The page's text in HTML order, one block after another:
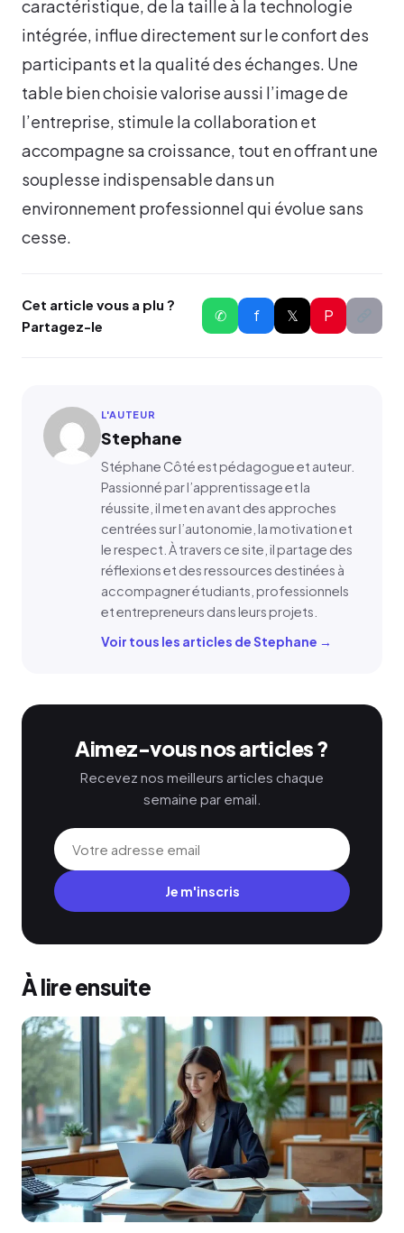
caractéristique, de la taille à la technologie
intégrée, influe directement sur le confort des
participants et la qualité des échanges. Une
table bien choisie valorise aussi l’image de
l’entreprise, stimule la collaboration et
accompagne sa croissance, tout en offrant une
souplesse indispensable dans un
environnement professionnel qui évolue sans
cesse.
Cet article vous a plu ?
Partagez-le
✆ f 𝕏 P
L'AUTEUR
Stephane
Stéphane Côté est pédagogue et auteur.
Passionné par l’apprentissage et la
réussite, il met en avant des approches
centrées sur l’autonomie, la motivation et
le respect. À travers ce site, il partage des
réflexions et des ressources destinées à
accompagner étudiants, professionnels
et entrepreneurs dans leurs projets.
Voir tous les articles de Stephane →
Aimez-vous nos articles ?
Recevez nos meilleurs articles chaque
semaine par email.
Je m'inscris
À lire ensuite